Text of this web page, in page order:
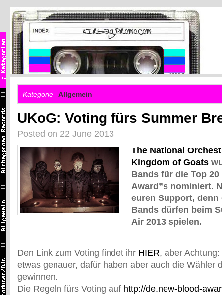
Kategorie | Allgemein
UKoG: Voting fürs Summer
Posted on 22 June 2013
The National
Kingdom of Goats
Bands für die Top
Award”s nominiert.
euren Support,
Bands dürfen beim
Air 2013 spielen.
Den Link zum Voting findet ihr HIER, aber
etwas genauer, dafür haben aber auch die Wähler
gewinnen.
Die Regeln fürs Voting auf http://de.new-blood-